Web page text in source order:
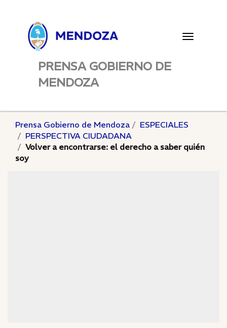
Toggle
PRENSA GOBIERNO DE
MENDOZA
Prensa Gobierno de Mendoza
ESPECIALES
PERSPECTIVA CIUDADANA
Volver a encontrarse: el derecho a saber quién
soy